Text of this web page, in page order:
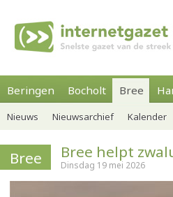
Beringen Bocholt Bree
Nieuws Nieuwsarchief Kalender
Bree Bree helpt
Dinsdag 19 mei 2026